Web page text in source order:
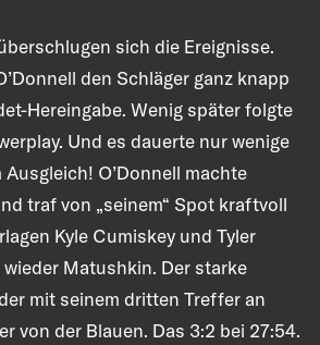
sich die Ereignisse.
den Schläger ganz knapp
Hereingabe. Wenig später folgte
Und es dauerte nur wenige
O’Donnell machte
traf von „seinem“ Spot kraftvoll
Kyle Cumiskey und Tyler
wieder Matushkin. Der starke
mit seinem dritten Treffer an
von der Blauen. Das 3:2 bei 27:54.